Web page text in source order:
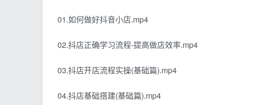
01.如何做好抖音小店.mp4
02.抖店正确学习流程-提高做店效率.mp4
03.抖店开店流程实操(基础篇).mp4
04.抖店基础搭建(基础篇).mp4